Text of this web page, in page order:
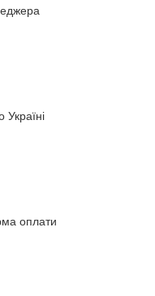
Україні
оплати